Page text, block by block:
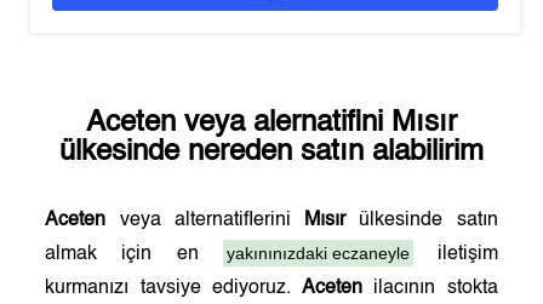
Aceten veya alernatifini Mısır
ülkesinde nereden satın alabilirim
Aceten veya alternatiflerini Mısırülkesinde satın
almak için en
yakınınızdaki eczaneyle
iletişim
kurmanızı tavsiye ediyoruz.Aceten ilacının stokta